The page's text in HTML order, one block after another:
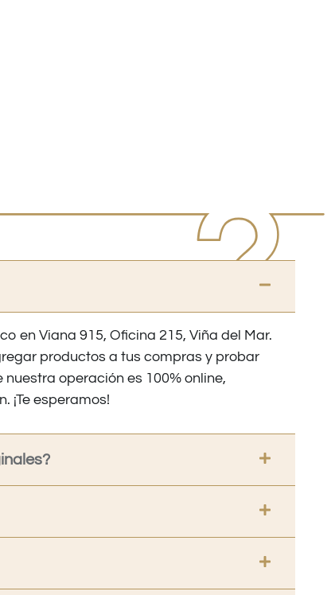
en Viana 915, Oficina 215, Viña del Mar.
productos a tus compras y probar
operación es 100% online,
¡Te esperamos!